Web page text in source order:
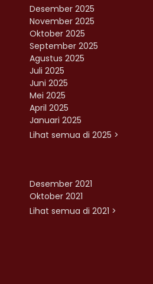
Desember 2025
November 2025
Oktober 2025
September 2025
Agustus 2025
Juli 2025
Juni 2025
Mei 2025
April 2025
Januari 2025
Lihat semua di 2025 >
Desember 2021
Oktober 2021
Lihat semua di 2021 >